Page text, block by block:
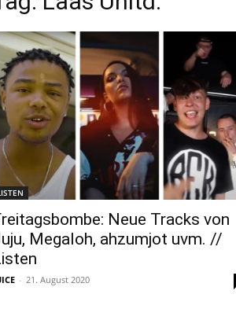
Neue Tracks von
Megaloh, ahzumjot uvm. //
- 21. August 2020